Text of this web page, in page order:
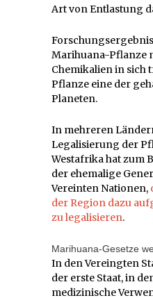
Art von Entlastung
Marihuana-Pflanze
Chemikalien in sich
Pflanze eine der
Planeten.
In mehreren
Legalisierung der
Westafrika hat zum
der ehemalige
Vereinten Nationen,
der Region dazu
zu legalisieren.
Marihuana-Gesetze
In den Vereingten
der erste Staat, in
medizinische